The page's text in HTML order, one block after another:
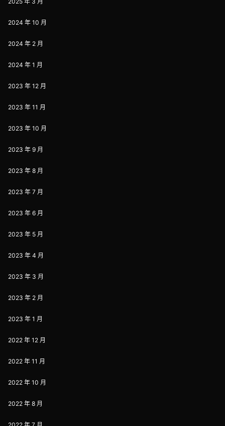
2024 年 10 月
2024 年 2 月
2024 年 1 月
2023 年 12 月
2023 年 11 月
2023 年 10 月
2023 年 9 月
2023 年 8 月
2023 年 7 月
2023 年 6 月
2023 年 5 月
2023 年 4 月
2023 年 3 月
2023 年 2 月
2023 年 1 月
2022 年 12 月
2022 年 11 月
2022 年 10 月
2022 年 8 月